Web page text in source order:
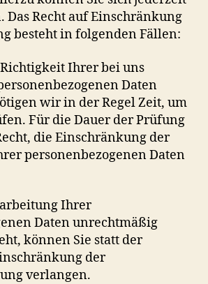
Das Recht auf Einschränkung
besteht in folgenden Fällen:
Ihrer bei uns
Daten
wir in der Regel Zeit, um
Für die Dauer der Prüfung
die Einschränkung der
personenbezogenen Daten
Ihrer
Daten unrechtmäßig
können Sie statt der
der
verlangen.